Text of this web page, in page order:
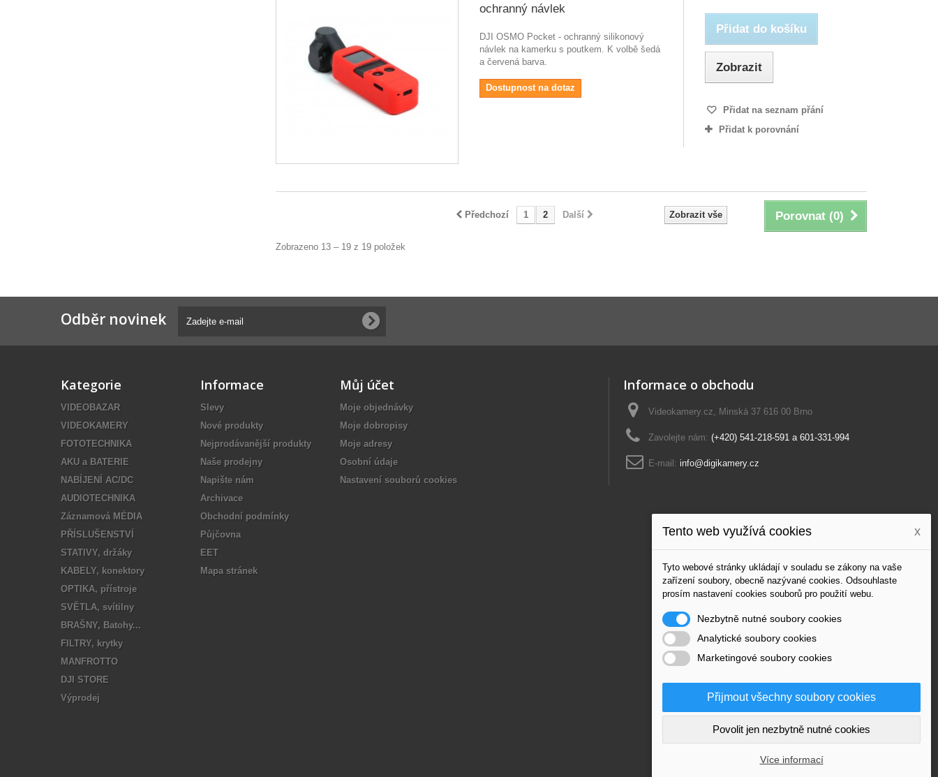
ochranný návlek
DJI OSMO Pocket - ochranný silikonový
návlek na kamerku s poutkem. K volbě šedá
a červená barva.
Dostupnost na dotaz
Přidat do košíku
Zobrazit
Přidat na seznam přání
Přidat k porovnání
Porovnat (0)
Zobrazit vše
Předchozí 1 2 Další
Zobrazeno 13 – 19 z 19 položek
Odběr novinek
Kategorie
VIDEOBAZAR
VIDEOKAMERY
FOTOTECHNIKA
AKU a BATERIE
NABÍJENÍ AC/DC
AUDIOTECHNIKA
Záznamová MÉDIA
PŘÍSLUŠENSTVÍ
STATIVY, držáky
KABELY, konektory
OPTIKA, přístroje
SVĚTLA, svítilny
BRAŠNY, Batohy...
FILTRY, krytky
MANFROTTO
DJI STORE
Výprodej
Informace
Slevy
Nové produkty
Nejprodávanější produkty
Naše prodejny
Napište nám
Archivace
Obchodní podmínky
Půjčovna
EET
Mapa stránek
Můj účet
Moje objednávky
Moje dobropisy
Moje adresy
Osobní údaje
Nastavení souborů cookies
Informace o obchodu
Videokamery.cz, Minská 37 616 00 Brno
Zavolejte nám: (+420) 541-218-591 a 601-331-994
E-mail: info@digikamery.cz
Tento web využívá cookies x
Tyto webové stránky ukládají v souladu se zákony na vaše
zařízení soubory, obecně nazývané cookies. Odsouhlaste
prosím nastavení cookies souborů pro použití webu.
Nezbytně nutné soubory cookies
Analytické soubory cookies
Marketingové soubory cookies
Přijmout všechny soubory cookies
Povolit jen nezbytně nutné cookies
Více informací